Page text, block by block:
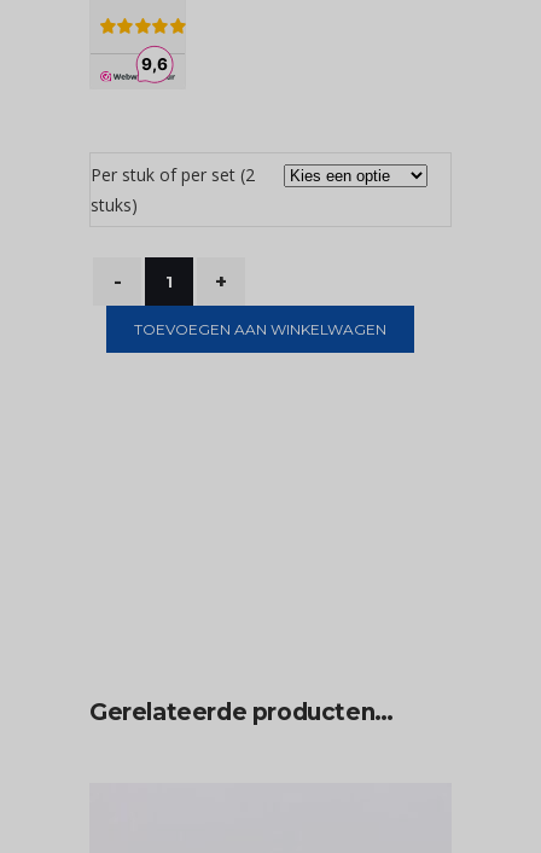
Per stuk of per set (2
stuks)
TOEVOEGEN AAN WINKELWAGEN
Gerelateerde producten…